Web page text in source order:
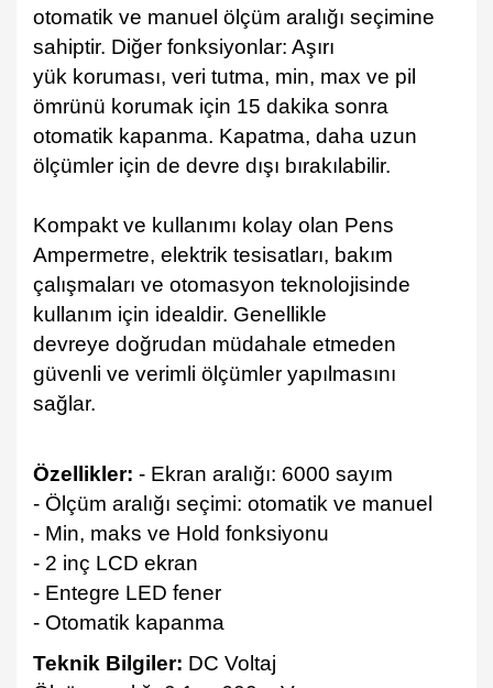
otomatik ve manuel ölçüm aralığı seçimine
sahiptir. Diğer fonksiyonlar: Aşırı
yük koruması, veri tutma, min, max ve pil
ömrünü korumak için 15 dakika sonra
otomatik kapanma. Kapatma, daha uzun
ölçümler için de devre dışı bırakılabilir.
Kompakt ve kullanımı kolay olan Pens
Ampermetre, elektrik tesisatları, bakım
çalışmaları ve otomasyon teknolojisinde
kullanım için idealdir. Genellikle
devreye doğrudan müdahale etmeden
güvenli ve verimli ölçümler yapılmasını
sağlar.
Özellikler: - Ekran aralığı: 6000 sayım
- Ölçüm aralığı seçimi: otomatik ve manuel
- Min, maks ve Hold fonksiyonu
- 2 inç LCD ekran
- Entegre LED fener
- Otomatik kapanma
Teknik Bilgiler: DC Voltaj